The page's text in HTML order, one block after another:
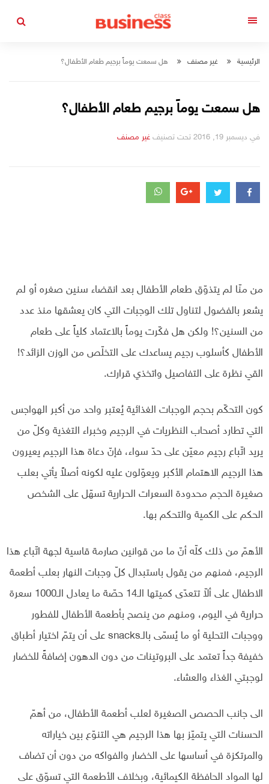
الرئيسية غير مصنف هل سمعت يوماً برجيم طعام الأطفال؟
هل سمعت يوماً برجيم طعام الأطفال؟
في ديسمبر 19, 2016 تحت تصنيف التصانيف
غير مصنف
من منّا لم يتذوّق طعام الأطفال بعد انقضاء سنين صغره أو لم
يشعر بالفضول لتناول تلك الوجبات التي كان يعشقها منذ عدد
من السنين؟! ولكن هل فكّرت يوماً بالاعتماد كلياً على طعام
الأطفال كأسلوب رجيم يساعدك على التخلّص من الوزن الزائد؟!
القي نظرة على التفاصيل واتخذي قرارك.
كون التحكّم بحجم الوجبات الغذائية يُعتبر واحد من أكبر الهواجس
التي تطارد أصحاب النظريات في الرجيم وخبراء التغذية وكلّ من
يريد اتّباع رجيم معيّن على حدّ سواء، فإنّ دعاة هذا الرجيم يعيرون
هذا الرجيم الاهتمام الأكبر ويعوّلون عليه لكونه أصلاً يأتي بعلب
صغيرة الحجم محدودة السعرات الحرارية تسهّل على الشخص
الحكم على الكمية والتحكم بها.
الأهمّ من ذلك كلّه أنّ ما من قوانين صارمة قاسية لجهة اتّباع هذا
الرجيم، فمنهم من يقول باستبدال كلّ وجبات النهار بعلب أطعمة
الاطفال على ألاّ تتعدّى كميتها الـ14 حصّة ما يعادل الـ1000 سعرة
حرارية في اليوم، ومنهم من ينصح بأطعمة الأطفال للفطور
ووجبات التحلية أو ما يُسمّى بالـsnacks على أن يتمّ اختيار أطباق
خفيفة جداً تعتمد على البروتينات من دون الدهون إضافةً للخضار
لوجبتي الغذاء والعشاء.
الى جانب الحصص الصغيرة لعلب أطعمة الأطفال، من أهمّ
الحسنات التي يتميّز بها هذا الرجيم هي التنوّع بين خياراته
والمرتكزة في أساسها على الخضار والفواكه من دون أن تضاف
لها المواد الحافظة الكيمائية، وبخلاف الأطعمة التي تسوّق على